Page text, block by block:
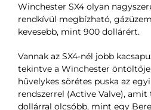
Winchester SX4 olyan
rendkívül megbízható,
kevesebb, mint 900 dollárért.
Vannak az SX4-nél jobb
tekintve a Winchester öntöltője
hüvelykes sörétes puska az
rendszerrel (Active Valve), amit
dollárral olcsóbb, mint egy